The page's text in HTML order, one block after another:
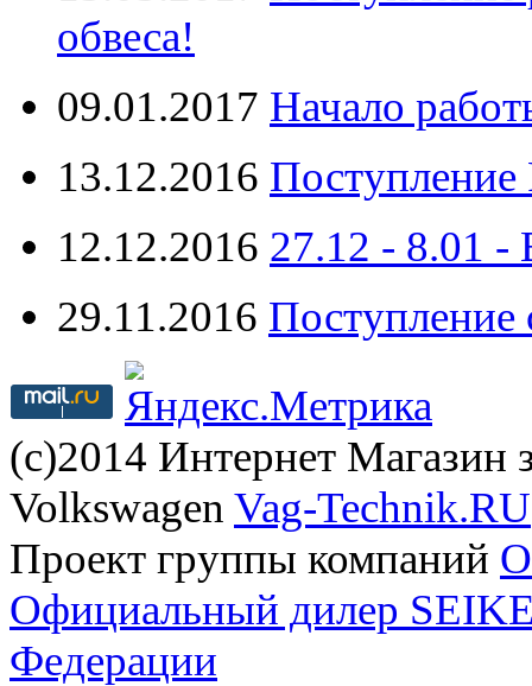
обвеса!
09.01.2017 Начало
13.12.2016 Поступление
12.12.2016 27.12 -
29.11.2016 Поступление
(с)2014 Интернет Магазин
Volkswagen Vag-Technik.RU
Проект группы компаний
Официальный дилер
Федерации